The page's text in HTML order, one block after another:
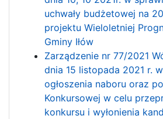
uchwały budżetowej na
projektu Wieloletniej
Gminy Iłów
Zarządzenie nr 77/2021
dnia 15 listopada 2021 r.
ogłoszenia naboru oraz
Konkursowej w celu
konkursu i wyłonienia